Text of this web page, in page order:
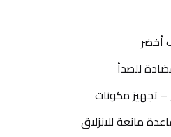
أخضر
للصدأ
تجهيز مكونات
مانعة للانزلاق